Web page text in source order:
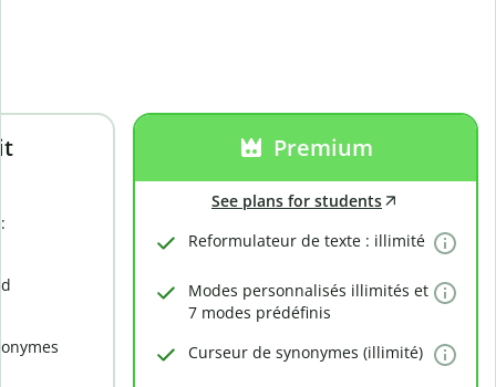
Premium
See plans for students
Reformulateur de texte : illimité
Modes personnalisés illimités et
7 modes prédéfinis
Curseur de synonymes (illimité)